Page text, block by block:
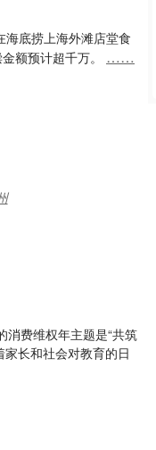
底捞上海外滩店堂食
额预计超千万。 ……
消费维权年主题是“共筑
长和社会对教育的日